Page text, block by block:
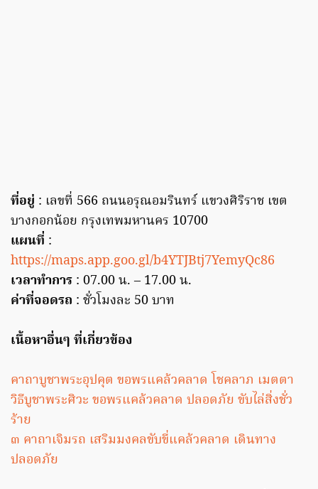
ที่อยู่ : เลขที่ 566 ถนนอรุณอมรินทร์ แขวงศิริราช เขต
บางกอกน้อย กรุงเทพมหานคร 10700
แผนที่ :
https://maps.app.goo.gl/b4YTJBtj7YemyQc86
เวลาทำการ : 07.00 น. – 17.00 น.
ค่าที่จอดรถ : ชั่วโมงละ 50 บาท
เนื้อหาอื่นๆ ที่เกี่ยวข้อง
คาถาบูชาพระอุปคุต ขอพรแคล้วคลาด โชคลาภ เมตตา
วิธีบูชาพระศิวะ ขอพรแคล้วคลาด ปลอดภัย ขับไล่สิ่งชั่ว
ร้าย
๓ คาถาเจิมรถ เสริมมงคลขับขี่แคล้วคลาด เดินทาง
ปลอดภัย